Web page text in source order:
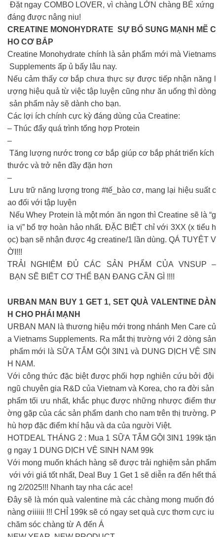
Đặt ngay COMBO LOVER, vì chàng LỚN chàng BÉ xứng
đáng được nâng niu!
CREATINE MONOHYDRATE SỰ BỔ SUNG MẠNH MẼ C
HO CƠ BẮP
Creatine Monohydrate chính là sản phẩm mới mà Vietnams
Supplements ấp ủ bấy lâu nay.
Nếu cảm thấy cơ bắp chưa thực sự được tiếp nhận năng l
ượng hiệu quả từ việc tập luyện cũng như ăn uống thì dòng
sản phẩm này sẽ dành cho bạn.
Các lợi ích chính cực kỳ đáng dùng của Creatine:
– Thúc đẩy quá trình tổng hợp Protein
–
Tăng lượng nước trong cơ bắp giúp cơ bắp phát triển kích
thước và trở nên đầy đặn hơn
–
Lưu trữ năng lượng trong #tế_bào cơ, mang lại hiệu suất c
ao đối với tập luyện
Nếu Whey Protein là một món ăn ngon thì Creatine sẽ là “g
ia vị” bổ trợ hoàn hảo nhất. ĐẶC BIỆT chỉ với 3XX (x tiểu h
ọc) bạn sẽ nhận được 4g creatine/1 lần dùng. QÁ TUYỆT V
ỜI!!!
TRẢI NGHIỆM ĐỦ CÁC SẢN PHẨM CỦA VNSUP –
BẠN SẼ BIẾT CƠ THỂ BẠN ĐANG CẦN GÌ !!!!
URBAN MAN BUY 1 GET 1, SET QUÀ VALENTINE DÀN
H CHO PHÁI MẠNH
URBAN MAN là thương hiệu mới trong nhánh Men Care củ
a Vietnams Supplements. Ra mắt thị trường với 2 dòng sản
phẩm mới là SỮA TẮM GỘI 3IN1 và DUNG DỊCH VỆ SIN
H NAM.
Với công thức đặc biệt được phối hợp nghiên cứu bởi đội
ngũ chuyên gia R&D của Vietnam và Korea, cho ra đời sản
phẩm tối ưu nhất, khắc phục được những nhược điểm thư
ờng gặp của các sản phẩm danh cho nam trên thị trường. P
hù hợp đặc điểm khí hậu và da của người Việt.
HOTDEAL THÁNG 2 : Mua 1 SỮA TẮM GỘI 3IN1 199k tặn
g ngay 1 DUNG DỊCH VỆ SINH NAM 99k
Với mong muốn khách hàng sẽ được trải nghiệm sản phẩm
với với giá tốt nhất, Deal Buy 1 Get 1 sẽ diễn ra đến hết thá
ng 2/2025!!! Nhanh tay nha các ace!
Đây sẽ là món quà valentine mà các chàng mong muốn đó
nàng ơiiiiii !!! CHỈ 199k sẽ có ngay set quà cực thơm cực iu
chăm sóc chàng từ A đến Á